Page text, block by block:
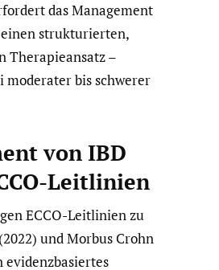
das Management
strukturierten,
Therapieansatz –
moderater bis schwerer
von IBD
Leitlinien
ECCO-Leitlinien zu
und Morbus Crohn
evidenzbasiertes